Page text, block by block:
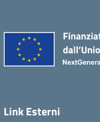
Link Esterni